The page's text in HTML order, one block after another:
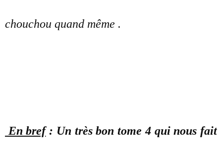
chouchou quand même .
En bref: Un très bon tome 4 qui nous fait